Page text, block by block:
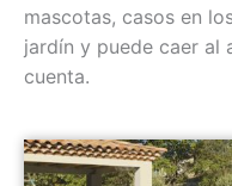
mascotas, casos en
jardín y puede caer al
cuenta.